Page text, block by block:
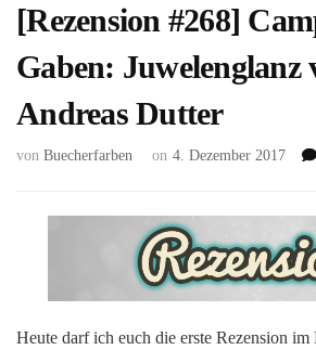
[Rezension #268]
Gaben: Juwelenglanz
Andreas Dutter
von Buecherfarben on 4. Dezember 2017
Heute darf ich euch die erste Rezension im